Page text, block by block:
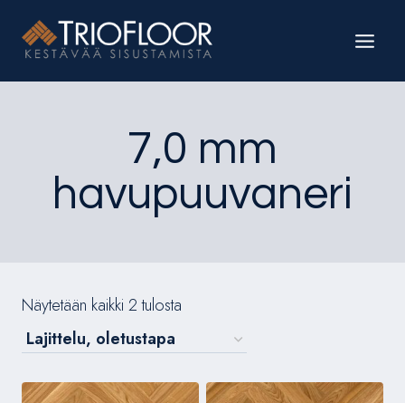
sisältöön
7,0 mm
havupuuvaneri
Näytetään kaikki 2 tulosta